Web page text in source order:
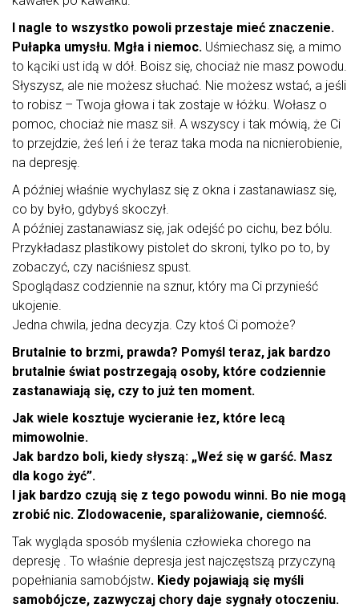
I nagle to wszystko powoli przestaje mieć znaczenie.
Pułapka umysłu. Mgła i niemoc. Uśmiechasz się, a mimo
to kąciki ust idą w dół. Boisz się, chociaż nie masz powodu.
Słyszysz, ale nie możesz słuchać. Nie możesz wstać, a jeśli
to robisz – Twoja głowa i tak zostaje w łóżku. Wołasz o
pomoc, chociaż nie masz sił. A wszyscy i tak mówią, że Ci
to przejdzie, żeś leń i że teraz taka moda na nicnierobienie,
na depresję.
A później właśnie wychylasz się z okna i zastanawiasz się,
co by było, gdybyś skoczył.
A później zastanawiasz się, jak odejść po cichu, bez bólu.
Przykładasz plastikowy pistolet do skroni, tylko po to, by
zobaczyć, czy naciśniesz spust.
Spoglądasz codziennie na sznur, który ma Ci przynieść
ukojenie.
Jedna chwila, jedna decyzja. Czy ktoś Ci pomoże?
Brutalnie to brzmi, prawda? Pomyśl teraz, jak bardzo
brutalnie świat postrzegają osoby, które codziennie
zastanawiają się, czy to już ten moment.
Jak wiele kosztuje wycieranie łez, które lecą
mimowolnie.
Jak bardzo boli, kiedy słyszą: „Weź się w garść. Masz
dla kogo żyć”.
I jak bardzo czują się z tego powodu winni. Bo nie mogą
zrobić nic. Zlodowacenie, sparaliżowanie, ciemność.
Tak wygląda sposób myślenia człowieka chorego na
depresję . To właśnie depresja jest najczęstszą przyczyną
popełniania samobójstw. Kiedy pojawiają się myśli
samobójcze, zazwyczaj chory daje sygnały otoczeniu.